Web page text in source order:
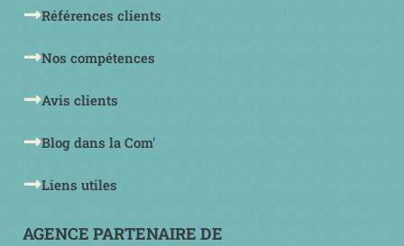
Références clients
Nos compétences
Avis clients
Blog dans la Com'
Liens utiles
AGENCE PARTENAIRE DE